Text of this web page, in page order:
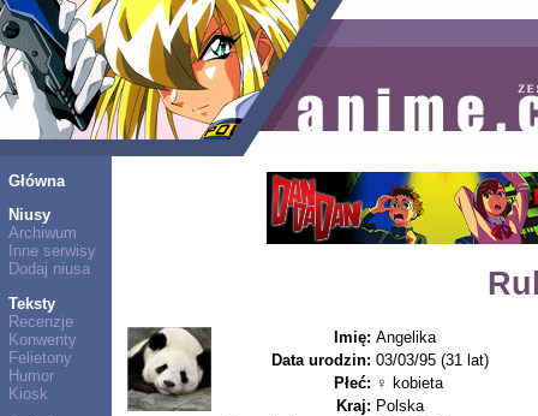
Główna
Niusy
Archiwum
Inne serwisy
Dodaj niusa
Teksty
Recenzje
Konwenty
Felietony
Humor
Kiosk
Imię: Angelika
Data urodzin: 03/03/95 (31 lat)
Płeć: ♀ kobieta
Kraj: Polska